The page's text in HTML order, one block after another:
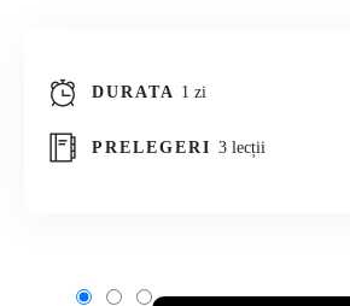
DURATA 1 zi
PRELEGERI 3 lecții